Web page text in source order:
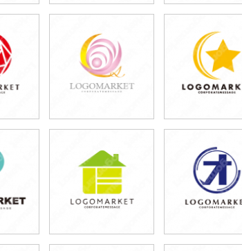
円)
39,800円
(税込43,780円)
39,800円
(税込43,780円)
)
39,800円
(税込43,780円)
39,800円
(税込43,780円)